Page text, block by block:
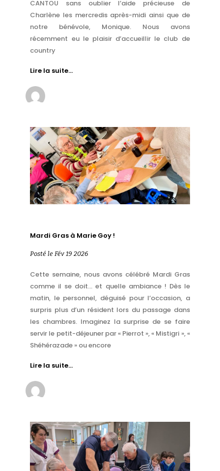
CANTOU sans oublier l’aide précieuse de
Charlène les mercredis après-midi ainsi que de
notre bénévole, Monique. Nous avons
récemment eu le plaisir d’accueillir le club de
country
Lire la suite…
Mardi Gras à Marie Goy !
Posté le Fév 19 2026
Cette semaine, nous avons célébré Mardi Gras
comme il se doit… et quelle ambiance ! Dès le
matin, le personnel, déguisé pour l’occasion, a
surpris plus d’un résident lors du passage dans
les chambres. Imaginez la surprise de se faire
servir le petit-déjeuner par « Pierrot », « Mistigri », «
Shéhérazade » ou encore
Lire la suite…